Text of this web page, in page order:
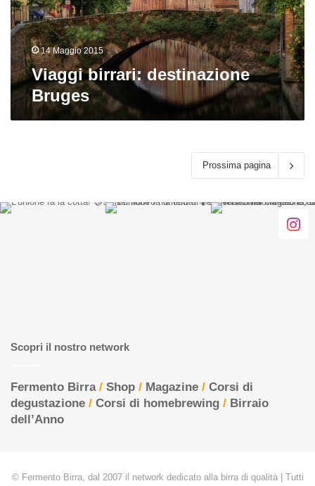
14 Maggio 2015
Viaggi birrari: destinazione
Bruges
Prossima pagina
Scopri il nostro network
Fermento Birra/ Shop / Magazine / Corsi di
degustazione / Corsi di homebrewing / Birraio
dell’Anno
© Fermento Birra, dal 2007 il network dedicato alla birra di qualità | Tutti